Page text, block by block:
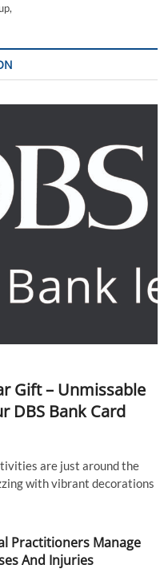
Gift – Unmissable
DBS Bank Card
are just around the
with vibrant decorations
Practitioners Manage
And Injuries